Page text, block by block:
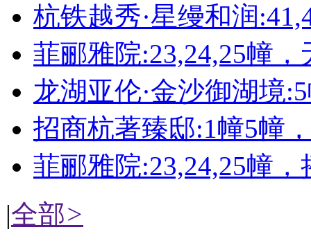
杭铁越秀·星缦和润
菲郦雅院:23,24,25幢，
龙湖亚伦·金沙御湖境
招商杭著臻邸:1幢5幢
菲郦雅院:23,24,25幢，
|全部>